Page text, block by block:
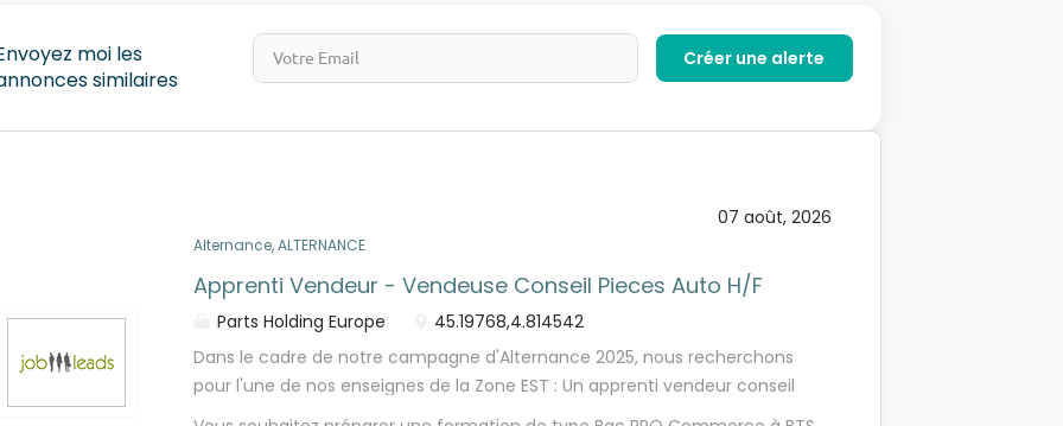
moi les
similaires
07 août, 2026
Alternance, ALTERNANCE
Apprenti Vendeur - Vendeuse Conseil Pieces Auto H/F
Parts Holding Europe
45.19768,4.814542
Dans le cadre de notre campagne d'Alternance 2025, nous recherchons
pour l'une de nos enseignes de la Zone EST : Un apprenti vendeur conseil
(H/F) en alternance pour le site de Laveyron (26). Le poste est à pouvoir en